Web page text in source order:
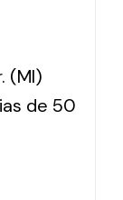
(MI)
de 50